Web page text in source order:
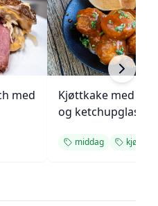
med
Kjøttkake med
og ketchupglasur
middag